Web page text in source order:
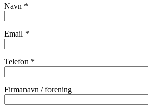
Navn *
Email *
Telefon *
Firmanavn / forening